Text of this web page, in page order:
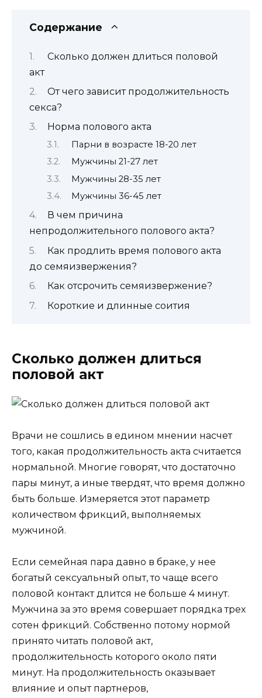
Содержание
Сколько должен длиться половой
акт
От чего зависит продолжительность
секса?
Норма полового акта
Парни в возрасте 18-20 лет
Мужчины 21-27 лет
Мужчины 28-35 лет
Мужчины 36-45 лет
В чем причина
непродолжительного полового акта?
Как продлить время полового акта
до семяизвержения?
Как отсрочить семяизвержение?
Короткие и длинные соития
Сколько должен длиться
половой акт
Врачи не сошлись в едином мнении насчет
того, какая продолжительность акта считается
нормальной. Многие говорят, что достаточно
пары минут, а иные твердят, что время должно
быть больше. Измеряется этот параметр
количеством фрикций, выполняемых
мужчиной.
Если семейная пара давно в браке, у нее
богатый сексуальный опыт, то чаще всего
половой контакт длится не больше 4 минут.
Мужчина за это время совершает порядка трех
сотен фрикций. Собственно потому нормой
принято читать половой акт,
продолжительность которого около пяти
минут. На продолжительность оказывает
влияние и опыт партнеров,